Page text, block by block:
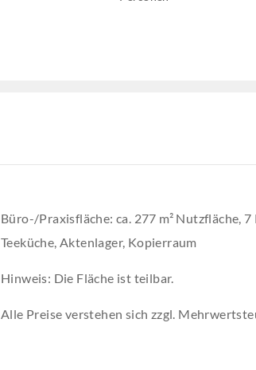
Büro-/Praxisfläche: ca. 277 m² Nutzfläche,
Teeküche, Aktenlager, Kopierraum
Hinweis: Die Fläche ist teilbar.
Alle Preise verstehen sich zzgl.